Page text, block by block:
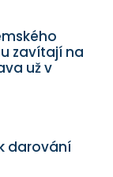
zavítají na
už v
darování